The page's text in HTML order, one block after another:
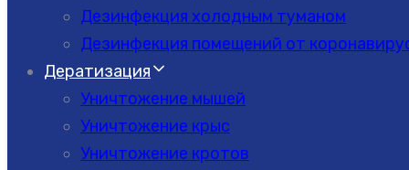
Дезинфекция холодным туманом
Дезинфекция помещений от
Дератизация
Уничтожение мышей
Уничтожение крыс
Уничтожение кротов